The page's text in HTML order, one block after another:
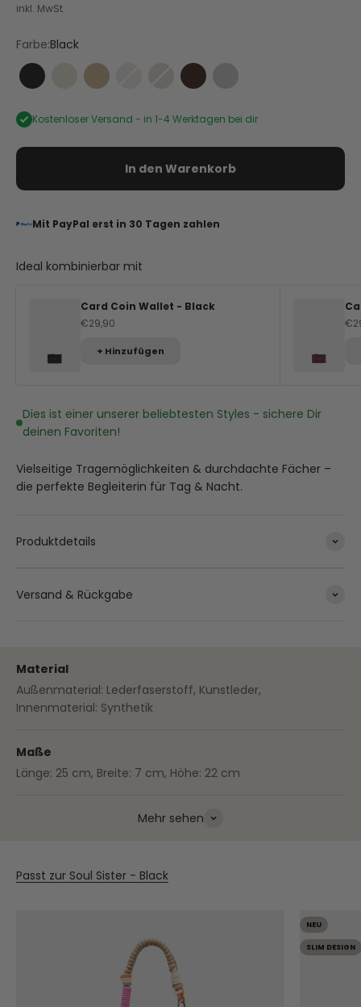
inkl. MwSt.
Farbe:Black
Black CremaSand MochaCoffee
Kostenloser Versand - in 1-4 Werktagen bei dir
In den Warenkorb
Mit PayPal erst in 30 Tagen zahlen
Ideal kombinierbar mit
Card Coin Wallet - Black
Angebot
€29,90
+ Hinzufügen
Dies ist einer unserer beliebtesten Styles - sichere Dir
deinen Favoriten!
Vielseitige Tragemöglichkeiten & durchdachte Fächer –
die perfekte Begleiterin für Tag & Nacht.
Produktdetails
Versand & Rückgabe
Material
Außenmaterial: Lederfaserstoff, Kunstleder,
Innenmaterial: Synthetik
Maße
Länge: 25 cm, Breite: 7 cm, Höhe: 22 cm
Mehr sehen
Passt zur Soul Sister - Black
NEU
SLIM DESIGN